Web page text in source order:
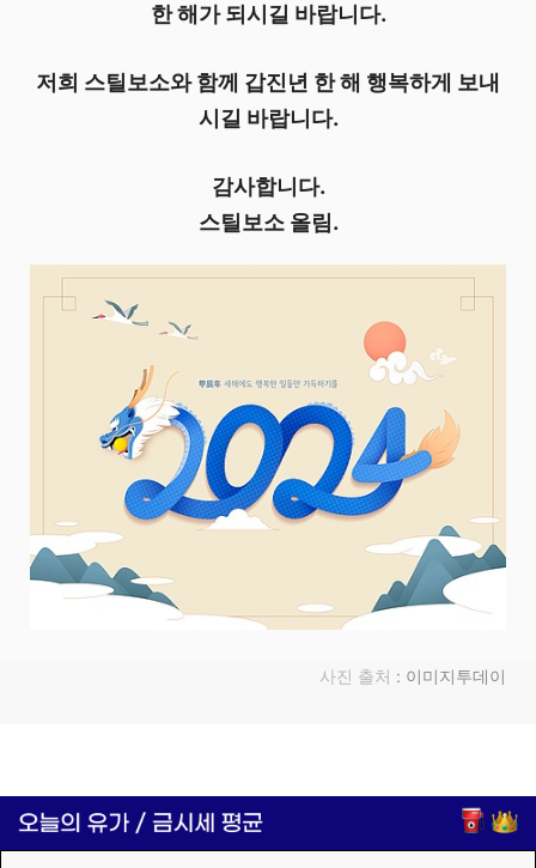
한 해가 되시길 바랍니다.
저희 스틸보소와 함께 갑진년 한 해 행복하게 보내
시길 바랍니다.
감사합니다.
스틸보소 올림.
사진 출처 : 이미지투데이